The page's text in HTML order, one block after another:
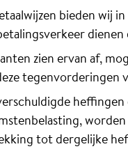
bieden wij
zien ervan af,
tegenvorderingen
tot dergelijke